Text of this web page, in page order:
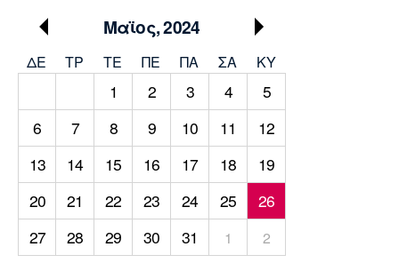
Running
Media
Παρασκήνιο
Ιωνικός Κηφισιά Πανσερραϊκός
Μπαρτσελόνα
Ρεάλ
Ατλέτικο
Μαϊος, 2024
ΔΕ ΤΡ TΕ ΠΕ ΠΑ ΣΑ ΚΥ
1 2 3 4
5
6
7 8 9 10 11
12
13
14 15 16 17 18
19
20
21 22 23 24 25
26
27
28 29 30 31 1 2